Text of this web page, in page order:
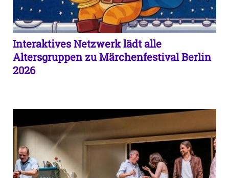
Interaktives Netzwerk lädt alle
Altersgruppen zu Märchenfestival Berlin
2026